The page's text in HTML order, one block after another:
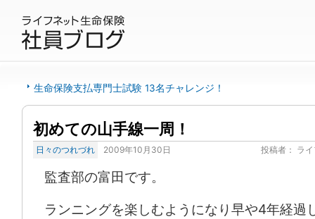
生命保険支払専門士試験 13名チャレンジ！
初めての山手線一周！
日々のつれづれ 2009年10月30日 投稿者： ラ
監査部の富田です。
ランニングを楽しむようになり早や4年経過